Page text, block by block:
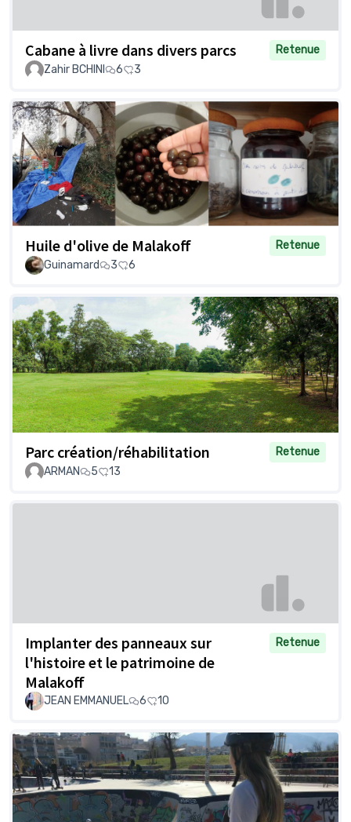
Cabane à livre dans divers parcs
Retenue
Zahir BCHINI
6 3
Huile d'olive de Malakoff
Retenue
Guinamard
3 6
Parc création/réhabilitation
Retenue
ARMAN
5 13
Implanter des panneaux sur
l'histoire et le patrimoine de
Malakoff
Retenue
JEAN EMMANUEL 6 10